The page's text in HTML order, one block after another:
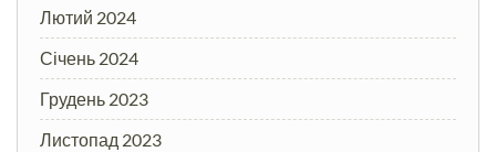
Лютий 2024
Січень 2024
Грудень 2023
Листопад 2023